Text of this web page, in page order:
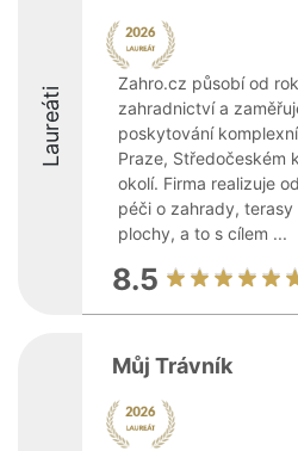
Laureáti
Zahro.cz působí od
zahradnictví a
poskytování
Praze, Středočeském
okolí. Firma realizuje
péči o zahrady,
plochy, a to s cílem ...
8.5
Můj Trávník